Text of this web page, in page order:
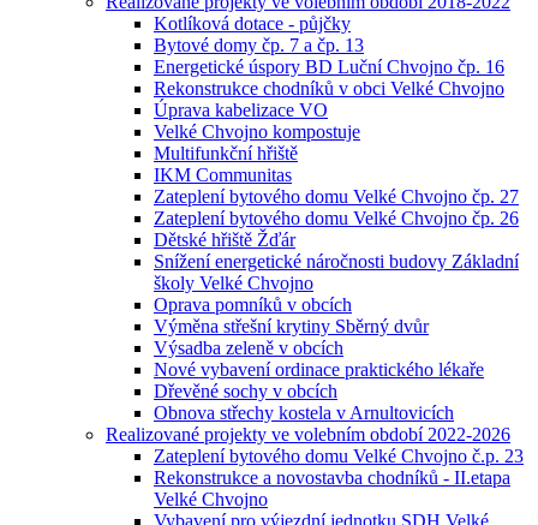
Kotlíková dotace - půjčky
Bytové domy čp. 7 a čp. 13
Energetické úspory BD Luční Chvojno čp. 16
Rekonstrukce chodníků v obci Velké Chvojno
Úprava kabelizace VO
Velké Chvojno kompostuje
Multifunkční hřiště
IKM Communitas
Zateplení bytového domu Velké Chvojno čp. 27
Zateplení bytového domu Velké Chvojno čp. 26
Dětské hřiště Žďár
Snížení energetické náročnosti budovy Základní
školy Velké Chvojno
Oprava pomníků v obcích
Výměna střešní krytiny Sběrný dvůr
Výsadba zeleně v obcích
Nové vybavení ordinace praktického lékaře
Dřevěné sochy v obcích
Obnova střechy kostela v Arnultovicích
Realizované projekty ve volebním období 2022-2026
Zateplení bytového domu Velké Chvojno č.p. 23
Rekonstrukce a novostavba chodníků - II.etapa
Velké Chvojno
Vybavení pro výjezdní jednotku SDH Velké